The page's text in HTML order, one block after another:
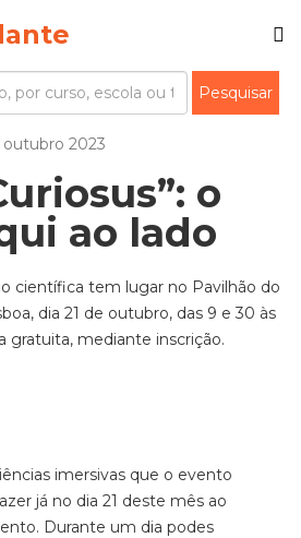
2023
o
ao lado
científica tem lugar no Pavilhão do
dia 21 de outubro, das 9 e 30 às
gratuita, mediante inscrição.
imersivas que o evento
já no dia 21 deste mês ao
Durante um dia podes